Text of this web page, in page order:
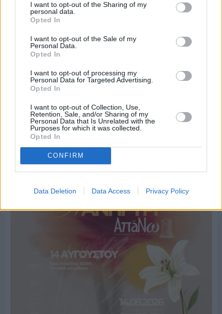
I want to opt-out of the Sharing of my
personal data.
Opted In
I want to opt-out of the Sale of my
Personal Data.
Opted In
I want to opt-out of processing my
Personal Data for Targeted Advertising.
Opted In
I want to opt-out of Collection, Use,
Retention, Sale, and/or Sharing of my
Personal Data that Is Unrelated with the
Purposes for which it was collected.
Opted In
CONFIRM
Data Deletion Data Access Privacy Policy
Πριν 4 ημέρες
Οι ξεχωριστές καλοκαιρινές προτάσεις του
Clementine Chios